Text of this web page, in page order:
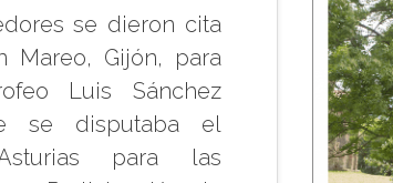
se dieron cita
Mareo, Gijón, para
Luis Sánchez
se disputaba el
para las